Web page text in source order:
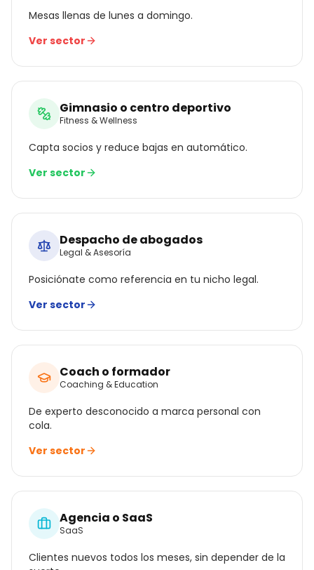
Mesas llenas de lunes a domingo.
Ver sector
Gimnasio o centro deportivo
Fitness & Wellness
Capta socios y reduce bajas en automático.
Ver sector
Despacho de abogados
Legal & Asesoría
Posiciónate como referencia en tu nicho legal.
Ver sector
Coach o formador
Coaching & Education
De experto desconocido a marca personal con
cola.
Ver sector
Agencia o SaaS
SaaS
Clientes nuevos todos los meses, sin depender de la